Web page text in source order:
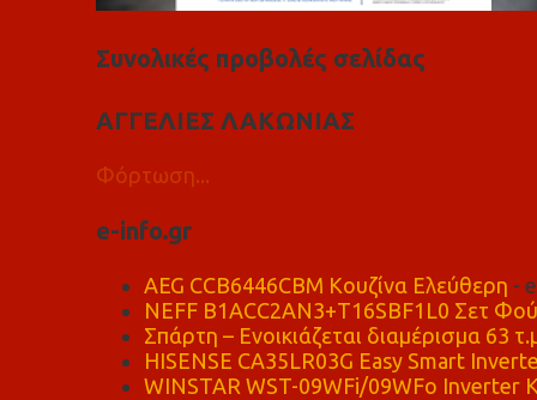
Συνολικές προβολές σελίδας
ΑΓΓΕΛΙΕΣ ΛΑΚΩΝΙΑΣ
Φόρτωση...
e-info.gr
AEG CCB6446CBM Κουζίνα Ελεύθερη -
NEFF B1ACC2AN3+T16SBF1L0 Σετ
Σπάρτη – Ενοικιάζεται διαμέρισμα 63
HISENSE CA35LR03G Easy Smart
WINSTAR WST-09WFi/09WFo Inverter